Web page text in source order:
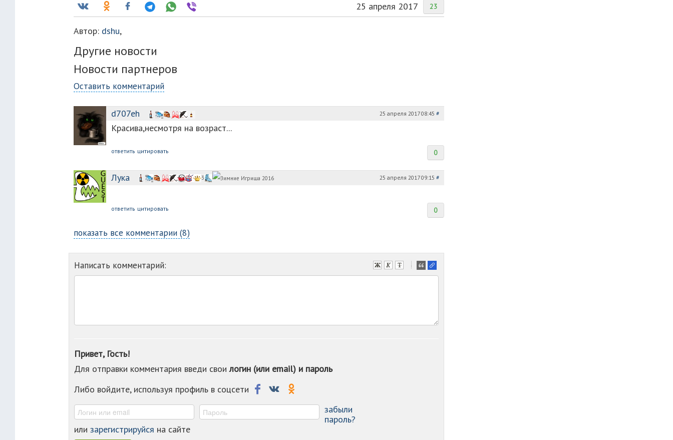
23
25 апреля 2017
Автор: dshu,
Другие новости
Новости партнеров
Оставить комментарий
d707eh 25 апреля 2017 08:45 #
Красива,несмотря на возраст...
0
ответить цитировать
Лука 25 апреля 2017 09:15 #
3
0
ответить цитировать
показать все комментарии (8)
Написать комментарий:
-
-
-
Привет, Гость!
Для отправки комментария введи своилогин (или email) и пароль
Либо войдите, используя профиль в соцсети
забыли
пароль?
или зарегистрируйся на сайте